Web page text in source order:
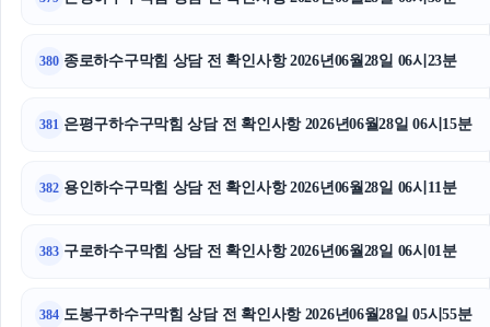
380 종로하수구막힘 상담 전 확인사항 2026년06월28일 06시23분
381 은평구하수구막힘 상담 전 확인사항 2026년06월28일 06시15분
382 용인하수구막힘 상담 전 확인사항 2026년06월28일 06시11분
383 구로하수구막힘 상담 전 확인사항 2026년06월28일 06시01분
384 도봉구하수구막힘 상담 전 확인사항 2026년06월28일 05시55분